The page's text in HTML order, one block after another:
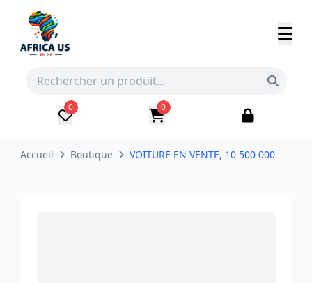
0 0
Accueil Boutique VOITURE EN VENTE, 10 500 000